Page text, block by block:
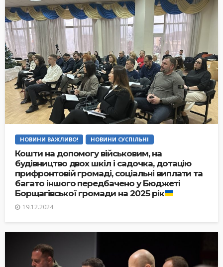
НОВИНИ ВАЖЛИВО! НОВИНИ СУСПІЛЬНІ
Кошти на допомогу військовим, на
будівництво двох шкіл і садочка, дотацію
прифронтовій громаді, соціальні виплати та
багато іншого передбачено у Бюджеті
Борщагівської громади на 2025 рік
19.12.2024